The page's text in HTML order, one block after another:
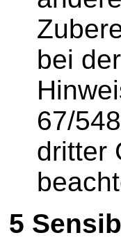
bei
67/
dritter
5